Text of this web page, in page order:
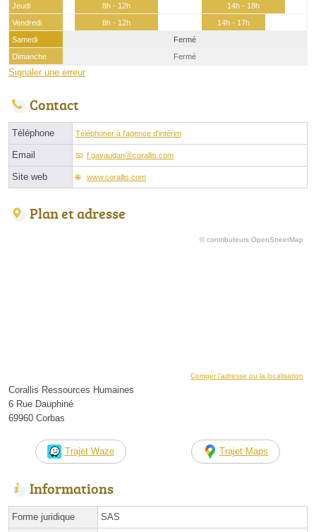
Jeudi
8h - 12h
14h - 18h
Vendredi
8h - 12h
14h - 17h
Samedi
Fermé
Dimanche
Fermé
Signaler une erreur
Contact
Téléphone Téléphoner à l'agence d'intérim
Email f.gavaudanⓐcorallis.com
Site web www.corallis.com
Plan et adresse
© contributeurs OpenStreetMap
Corriger l’adresse ou la localisation
Corallis Ressources Humaines
6 Rue Dauphiné
69960 Corbas
Trajet Waze Trajet Maps
Informations
Forme juridique SAS